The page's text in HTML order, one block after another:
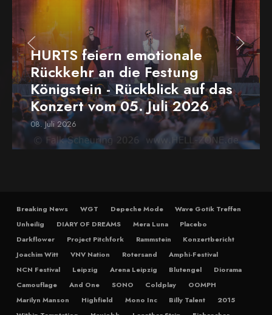
HURTS feiern emotionale
Rückkehr an die Festung
Königstein - Rückblick auf das
Konzert vom 05. Juli 2026
08. Juli 2026
Breaking News WGT Depeche Mode
Wave Gotik Treffen
Unheilig
DIARY OF DREAMS Mera Luna
Placebo
Darkflower
Project Pitchfork Rammstein
Konzertbericht
Joachim Witt
VNV Nation Rotersand
Amphi-Festival
NCN Festival
Leipzig Arena Leipzig Blutengel
Diorama
Camouflage
And One SONO Coldplay
OOMPH
Marilyn Manson
Highfield Mono Inc Billy Talent
2015